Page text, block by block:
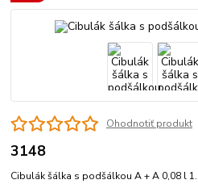
Ohodnotiť produkt
3148
Cibulák šálka s podšálkou A + A 0,08 l